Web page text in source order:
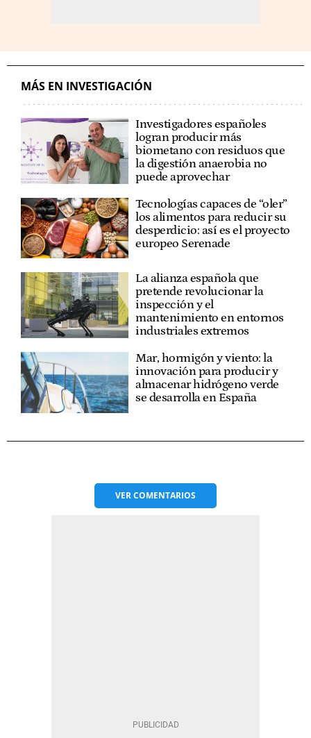
MÁS EN INVESTIGACIÓN
Investigadores españoles
logran producir más
biometano con residuos que
la digestión anaerobia no
puede aprovechar
Tecnologías capaces de “oler”
los alimentos para reducir su
desperdicio: así es el proyecto
europeo Serenade
La alianza española que
pretende revolucionar la
inspección y el
mantenimiento en entornos
industriales extremos
Mar, hormigón y viento: la
innovación para producir y
almacenar hidrógeno verde
se desarrolla en España
VERCOMENTARIOS